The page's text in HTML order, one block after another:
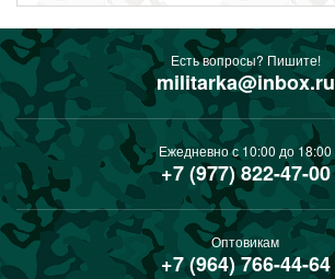
Есть вопросы? Пишите!
militarka@inbox.ru
Ежедневно с 10:00 до 18:00
+7 (977) 822-47-00
Оптовикам
+7 (964) 766-44-64